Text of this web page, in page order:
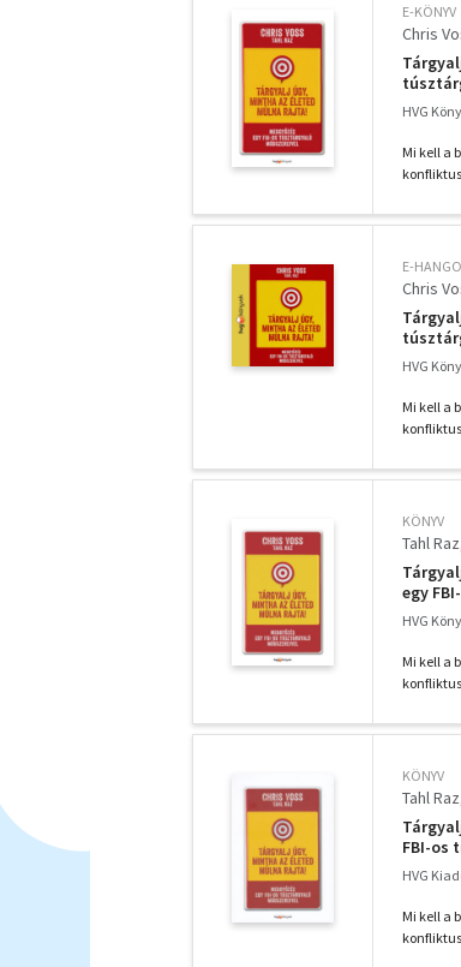
E-KÖNYV
Chris
HVG
Mi kell a
E-
Chris
HVG
Mi kell a
KÖNYV
Tahl Raz
egy
HVG
Mi kell a
KÖNYV
Tahl Raz
FBI-os
HVG
Mi kell a